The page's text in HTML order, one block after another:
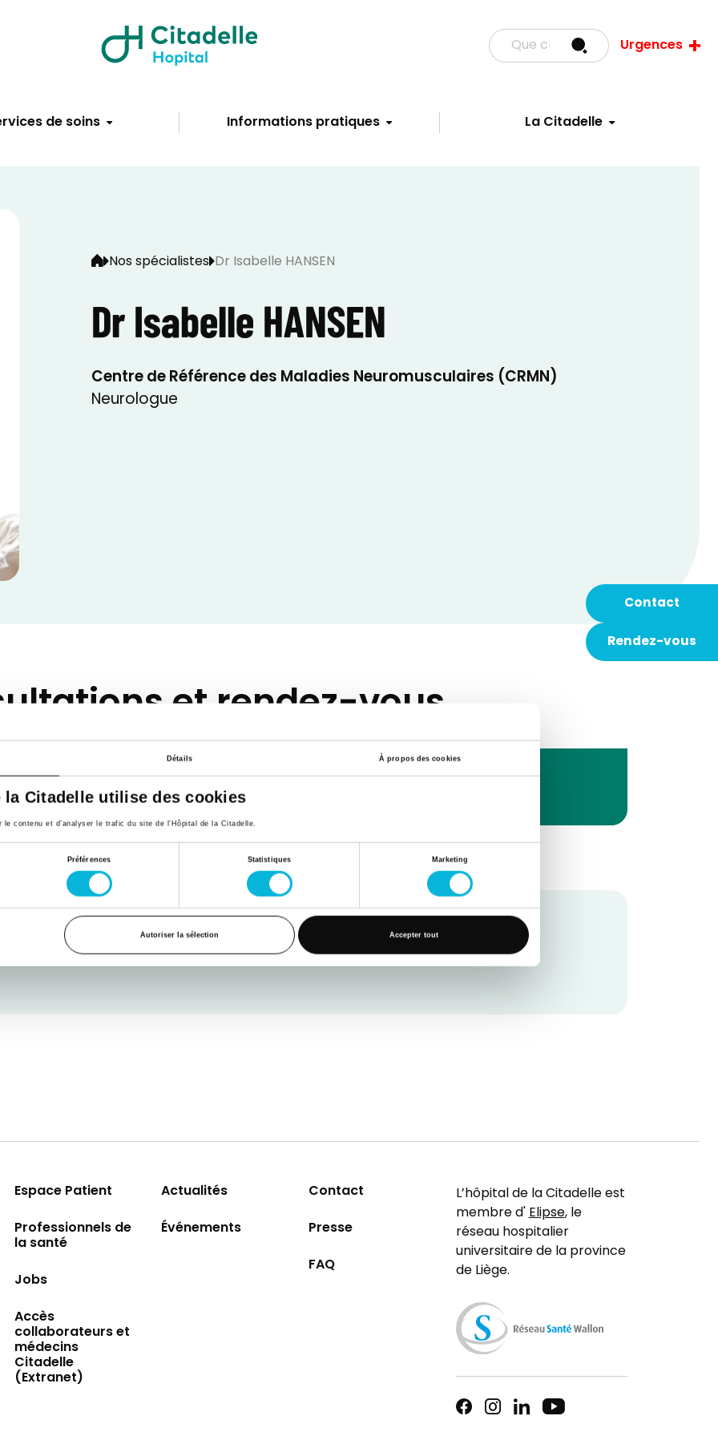
Détails À propos des cookies
Citadelle utilise des cookies
contenu et d’analyser le trafic du site de l'Hôpital de la Citadelle.
Préférences Statistiques Marketing
Autoriser la sélection Accepter tout
de soins Informations pratiques La Citadelle
Urgences
Contact
Rendez-vous
Nos spécialistes Dr Isabelle HANSEN
Dr Isabelle HANSEN
Centre de Référence des Maladies Neuromusculaires (CRMN)
Neurologue
et rendez-vous
Neuromusculaires (CRMN)
Espace Patient
Professionnels de
la santé
Jobs
Accès
collaborateurs et
médecins
Citadelle
(Extranet)
Actualités
Événements
Contact
Presse
FAQ
L’hôpital de la Citadelle est
membre d'Elipse, le
réseau hospitalier
universitaire de la province
de Liège.